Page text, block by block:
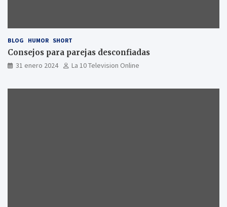
BLOG HUMOR SHORT
Consejos para parejas desconfiadas
31 enero 2024 La 10 Television Online